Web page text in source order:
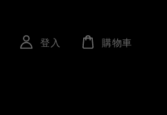
登入 購物車